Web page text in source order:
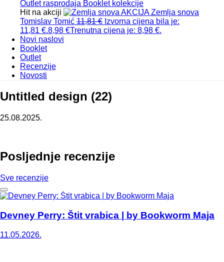
Outlet rasprodaja Booklet kolekcije
Hit na akciji
AKCIJA Zemlja snova
Tomislav Tomić 11,81€ Izvorna cijena bila je:
11,81 €.8,98 €Trenutna cijena je: 8,98 €.
Novi naslovi
Booklet
Outlet
Recenzije
Novosti
Untitled design (22)
25.08.2025.
Posljednje recenzije
Sve recenzije
Devney Perry: Štit vrabica | by Bookworm Maja
11.05.2026.